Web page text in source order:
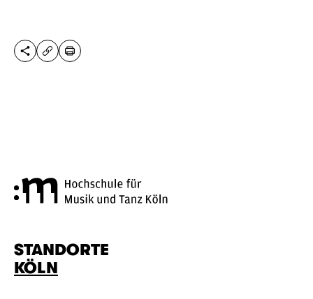
DIESE SEITE TEILEN
URL KOPIEREN
DRUCKEN
STANDORTE
KÖLN